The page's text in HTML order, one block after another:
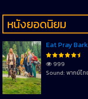
หนังยอดนิยม
Eat Pray
999
Sound: พากย์ไท